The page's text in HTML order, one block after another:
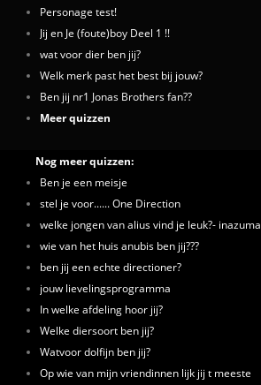
Personage test!
Jij en Je (foute)boy Deel 1 !!
wat voor dier ben jij?
Welk merk past het best bij jouw?
Ben jij nr1 Jonas Brothers fan??
Meer quizzen
Nog meer quizzen:
Ben je een meisje
stel je voor...... One Direction
welke jongen van alius vind je leuk?- inazuma
wie van het huis anubis ben jij???
ben jij een echte directioner?
jouw lievelingsprogramma
In welke afdeling hoor jij?
Welke diersoort ben jij?
Watvoor dolfijn ben jij?
Op wie van mijn vriendinnen lijk jij t meeste